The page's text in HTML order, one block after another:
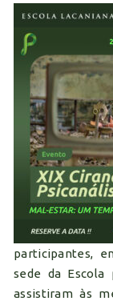
participantes,
sede da Escola
assistiram às